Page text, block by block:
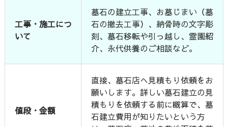
工事・施工につ
いて
墓石の建立工事、お墓じまい（墓
石の撤去工事）、納骨時の文字彫
刻、墓石移転や引っ越し、霊園紹
介、永代供養のご相談など。
値段・金額
直接、墓石店へ見積もり依頼をお
願いします。詳しい墓石建立の見
積もりを依頼する前に概算で、墓
石建立費用が知りたいという方